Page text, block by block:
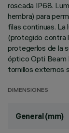
roscada IP68.
hembra) para
filas continuas. La
(protegido contra
protegerlos de la
óptico Opti Beam
tornillos externos
DIMENSIONES
General (mm)